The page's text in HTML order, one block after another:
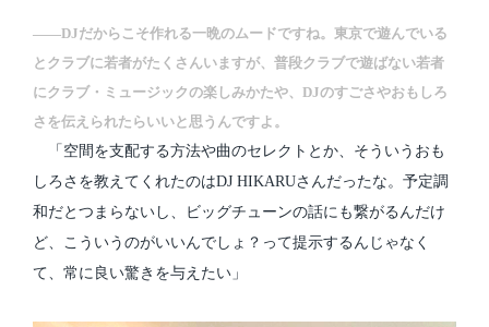
――DJだからこそ作れる一晩のムードですね。東京で遊んでいる
とクラブに若者がたくさんいますが、普段クラブで遊ばない若者
にクラブ・ミュージックの楽しみかたや、DJのすごさやおもしろ
さを伝えられたらいいと思うんですよ。
「空間を支配する方法や曲のセレクトとか、そういうおも
しろさを教えてくれたのはDJ HIKARUさんだったな。予定調
和だとつまらないし、ビッグチューンの話にも繋がるんだけ
ど、こういうのがいいんでしょ？って提示するんじゃなく
て、常に良い驚きを与えたい」